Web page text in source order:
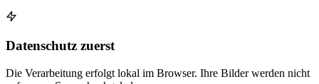
Datenschutz zuerst
Die Verarbeitung erfolgt lokal im Browser. Ihre Bilder werden nicht